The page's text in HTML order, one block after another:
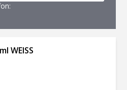
WEISS